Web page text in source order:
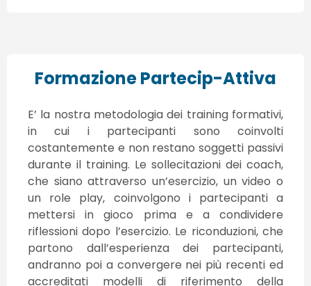
Formazione Partecip-Attiva
E’ la nostra metodologia dei training formativi,
in cui i partecipanti sono coinvolti
costantemente e non restano soggetti passivi
durante il training. Le sollecitazioni dei coach,
che siano attraverso un’esercizio, un video o
un role play, coinvolgono i partecipanti a
mettersi in gioco prima e a condividere
riflessioni dopo l’esercizio. Le riconduzioni, che
partono dall’esperienza dei partecipanti,
andranno poi a convergere nei più recenti ed
accreditati modelli di riferimento della